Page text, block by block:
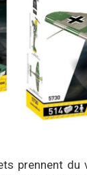
prennent